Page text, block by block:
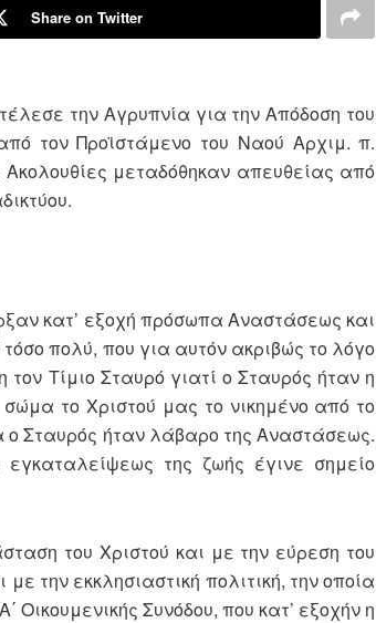
Share on Twitter
την Αγρυπνία για την Απόδοση του
τον Προϊστάμενο του Ναού Αρχιμ. π.
μεταδόθηκαν απευθείας από
κατ’ εξοχή πρόσωπα Αναστάσεως και
πολύ, που για αυτόν ακριβώς το λόγο
Τίμιο Σταυρό γιατί ο Σταυρός ήταν η
το Χριστού μας το νικημένο από το
Σταυρός ήταν λάβαρο της Αναστάσεως.
της ζωής έγινε σημείο
του Χριστού και με την εύρεση του
την εκκλησιαστική πολιτική, την οποία
Συνόδου, που κατ’ εξοχήν η